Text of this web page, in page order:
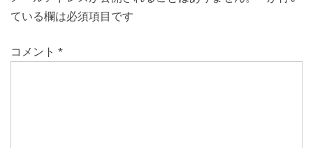
ている欄は必須項目です
コメント *